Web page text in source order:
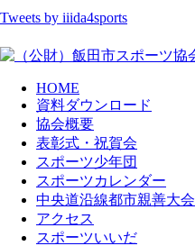
Tweets by iiida4sports
HOME
資料ダウンロード
協会概要
表彰式・祝賀会
スポーツ少年団
スポーツカレンダー
中央道沿線都市親善大会
アクセス
スポーツいいだ